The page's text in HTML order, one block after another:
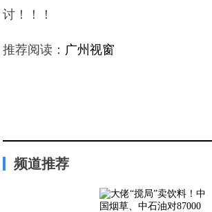
讨！！！
推荐阅读： 广州视窗
频道推荐